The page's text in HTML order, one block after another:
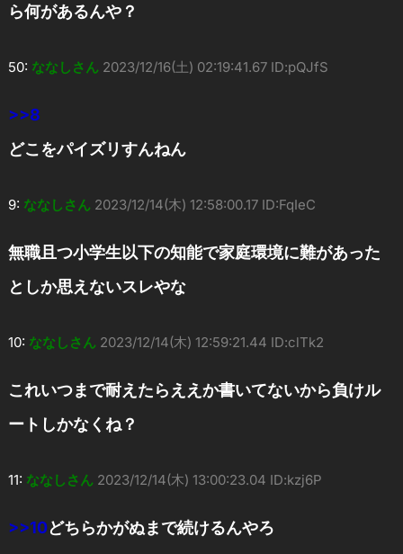
ら何があるんや？
50: ななしさん 2023/12/16(土) 02:19:41.67 ID:pQJfS
>>8
どこをパイズリすんねん
9: ななしさん 2023/12/14(木) 12:58:00.17 ID:FqIeC
無職且つ小学生以下の知能で家庭環境に難があった
としか思えないスレやな
10: ななしさん 2023/12/14(木) 12:59:21.44 ID:clTk2
これいつまで耐えたらええか書いてないから負けル
ートしかなくね？
11: ななしさん 2023/12/14(木) 13:00:23.04 ID:kzj6P
>>10どちらかがぬまで続けるんやろ